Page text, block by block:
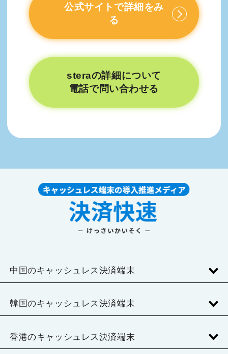
公式サイトで詳細をみ
る
steraの詳細について
電話で問い合わせる
中国のキャッシュレス決済端末
韓国のキャッシュレス決済端末
香港のキャッシュレス決済端末